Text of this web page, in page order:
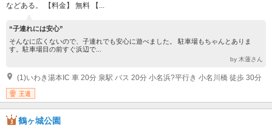
などある。 【料金】 無料 【...
“子連れには安心”
そんなに広くないので、子連れでも安心に遊べました。 駐車場もちゃんとありま
す。駐車場目の前すぐ浜辺で...
by 木蓮さん
(1)いわき湯本IC 車 20分 泉駅 バス 20分 小名浜?平行き 小名川橋 徒歩 30分
王道
鶴ヶ城公園